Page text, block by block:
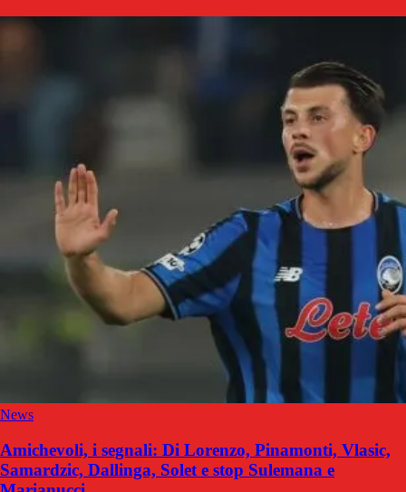
News
Amichevoli, i segnali: Di Lorenzo, Pinamonti, Vlasic,
Samardzic, Dallinga, Solet e stop Sulemana e